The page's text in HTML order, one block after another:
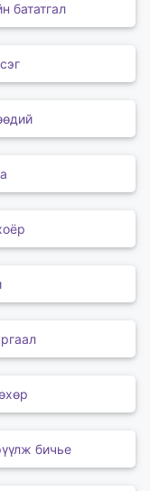
бататгал
бичье